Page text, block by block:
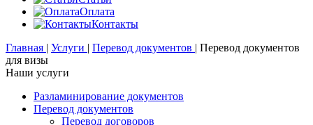
Оплата
Контакты
Главная | Услуги | Перевод документов | Перевод документов
для визы
Наши услуги
Разламинирование документов
Перевод документов
Перевод договоров